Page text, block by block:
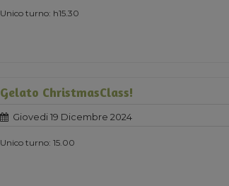
Unico turno: h15.30
Gelato ChristmasClass!
Giovedi 19 Dicembre 2024
Unico turno: 15.00